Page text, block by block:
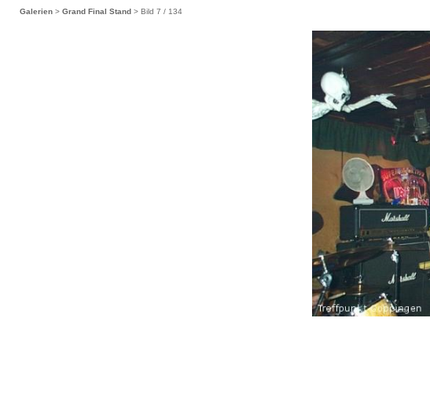
Galerien > Grand Final Stand > Bild 7 / 134